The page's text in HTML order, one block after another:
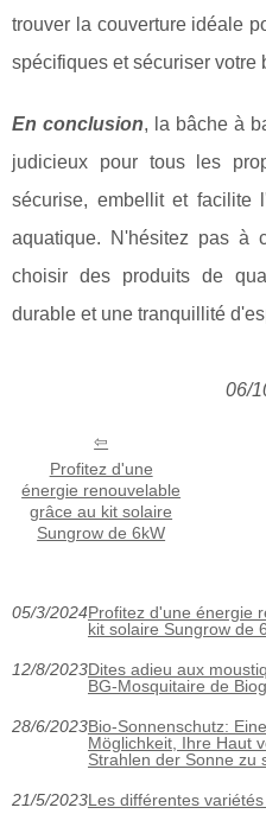
trouver la couverture idéale
spécifiques et sécuriser votre
En conclusion, la bâche à
judicieux pour tous les
sécurise, embellit et facilite
aquatique. N'hésitez pas à
choisir des produits de
durable et une tranquillité
06/
Profitez d'une
énergie renouvelable
grâce au kit solaire
Sungrow de 6kW
05/3/2024Profitez d'une énergie
kit solaire Sungrow de
12/8/2023Dites adieu aux
BG-Mosquitaire de
28/6/2023Bio-Sonnenschutz:
Möglichkeit, Ihre Haut
Strahlen der Sonne zu
21/5/2023Les différentes